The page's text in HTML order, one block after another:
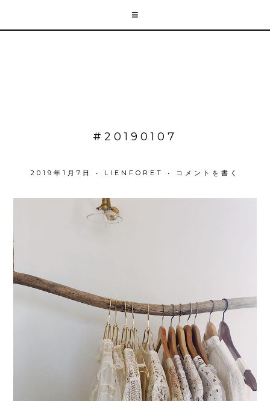
#20190107
2019年1月7日 • LIENFORET • コメントを書く